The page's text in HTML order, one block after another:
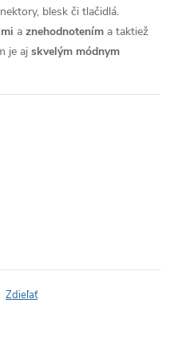
blesk či tlačidlá.
a znehodnotením a taktiež
je aj skvelým módnym
Zdieľať